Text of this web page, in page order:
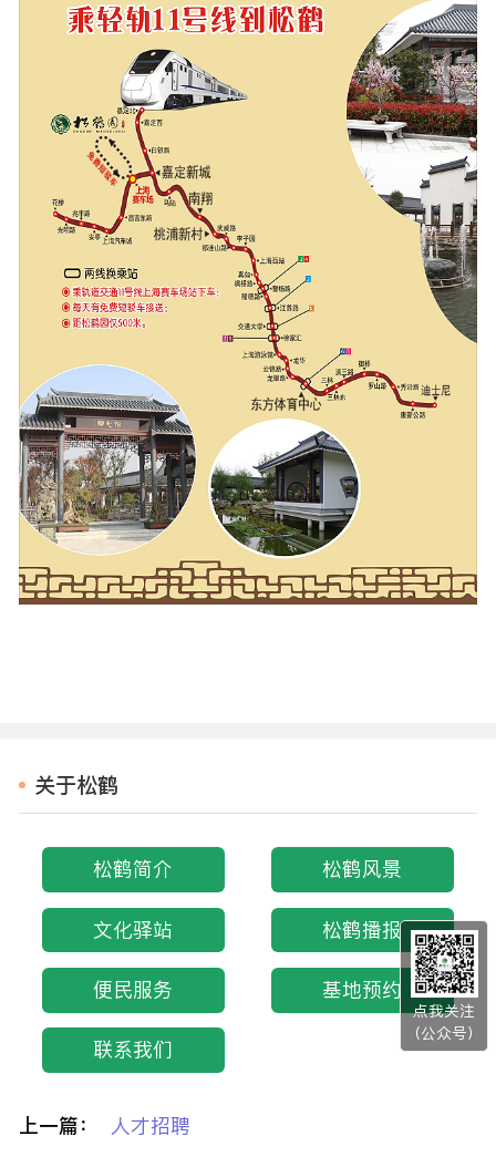
关于松鹤
松鹤简介 松鹤风景
文化驿站 松鹤播报
便民服务 基地预约
联系我们
上一篇： 人才招聘
点我关注
（公众号）